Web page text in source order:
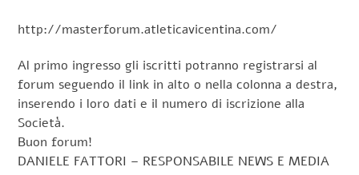
http://masterforum.atleticavicentina.com/
Al primo ingresso gli iscritti potranno registrarsi al
forum seguendo il link in alto o nella colonna a destra,
inserendo i loro dati e il numero di iscrizione alla
Società.
Buon forum!
DANIELE FATTORI – RESPONSABILE NEWS E MEDIA